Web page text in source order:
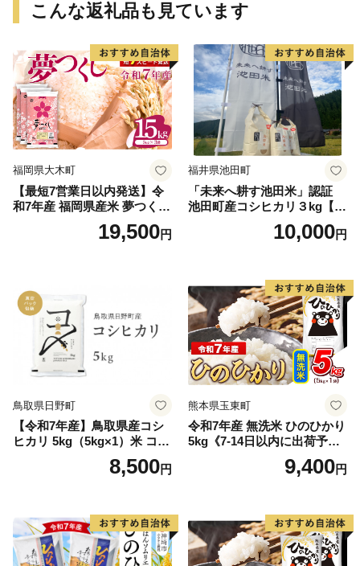
こんな返礼品も見ています
福岡県大木町
【最短7営業日以内発送】令
和7年産 福岡県産米 夢つくし
15kg 精米 ※北海道・沖縄・
19,500円
福井県池田町
「未来へ耕す池田米」認証
池田町産コシヒカリ３kg【お
1人様につき３セットまで】
10,000円
鳥取県日野町
【令和7年産】鳥取県産コシ
ヒカリ 5kg（5kg×1）米 コシ
ヒカリ こしひかり お米 白米
精米 5キロ おこめ こめ コメ
野町産 Elevation
8,500円
熊本県玉東町
令和7年産 無洗米 ひのひかり
5kg《7-14日以内に出荷予定
(土日祝除く)》コメ 米 無洗米
高レビュー｜人気米 熊本県
9,400円